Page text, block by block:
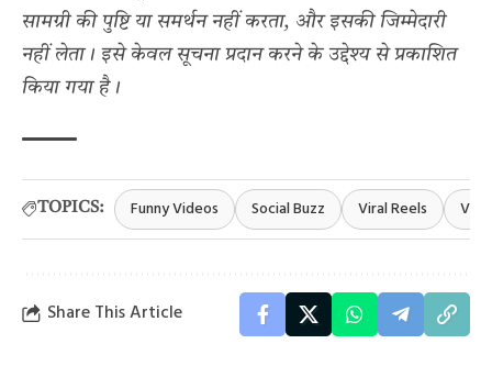
सामग्री की पुष्टि या समर्थन नहीं करता, और इसकी जिम्मेदारी
नहीं लेता। इसे केवल सूचना प्रदान करने के उद्देश्य से प्रकाशित
किया गया है।
TOPICS: Funny Videos Social Buzz Viral Reels
Share This Article